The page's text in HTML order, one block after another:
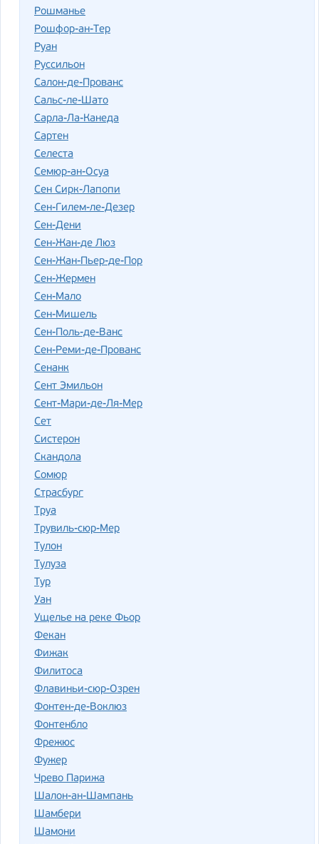
Рошманье
Рошфор-ан-Тер
Руан
Руссильон
Салон-де-Прованс
Сальс-ле-Шато
Сарла-Ла-Канеда
Сартен
Селеста
Семюр-ан-Осуа
Сен Сирк-Лапопи
Сен-Гилем-ле-Дезер
Сен-Дени
Сен-Жан-де Люз
Сен-Жан-Пьер-де-Пор
Сен-Жермен
Сен-Мало
Сен-Мишель
Сен-Поль-де-Ванс
Сен-Реми-де-Прованс
Сенанк
Сент Эмильон
Сент-Мари-де-Ля-Мер
Сет
Систерон
Скандола
Сомюр
Страсбург
Труа
Трувиль-сюр-Мер
Тулон
Тулуза
Тур
Уан
Ущелье на реке Фьор
Фекан
Фижак
Филитоса
Флавиньи-сюр-Озрен
Фонтен-де-Воклюз
Фонтенбло
Фрежюс
Фужер
Чрево Парижа
Шалон-ан-Шампань
Шамбери
Шамони